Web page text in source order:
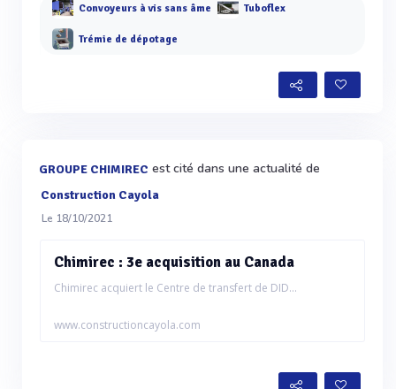
Convoyeurs à vis sans âme Tuboflex
Trémie de dépotage
GROUPE CHIMIREC est cité dans une actualité de
Construction Cayola
Le 18/10/2021
Chimirec : 3e acquisition au Canada
Chimirec acquiert le Centre de transfert de DID...
www.constructioncayola.com